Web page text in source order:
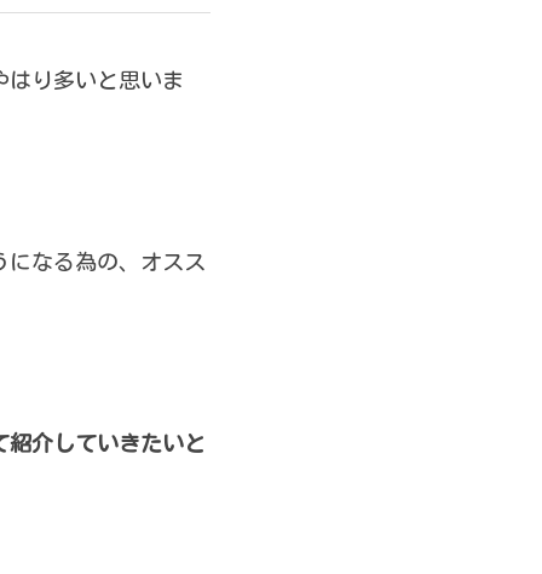
り多いと思いま
なる為の、オスス
介していきたいと